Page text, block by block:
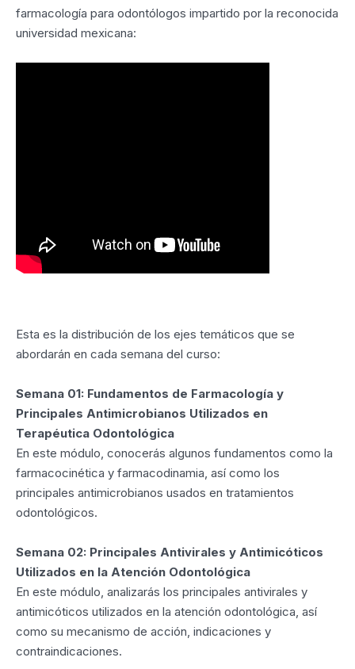
farmacología para odontólogos impartido por la reconocida
universidad mexicana:
Esta es la distribución de los ejes temáticos que se
abordarán en cada semana del curso:
Semana 01: Fundamentos de Farmacología y
Principales Antimicrobianos Utilizados en
Terapéutica Odontológica
En este módulo, conocerás algunos fundamentos como la
farmacocinética y farmacodinamia, así como los
principales antimicrobianos usados en tratamientos
odontológicos.
Semana 02: Principales Antivirales y Antimicóticos
Utilizados en la Atención Odontológica
En este módulo, analizarás los principales antivirales y
antimicóticos utilizados en la atención odontológica, así
como su mecanismo de acción, indicaciones y
contraindicaciones.